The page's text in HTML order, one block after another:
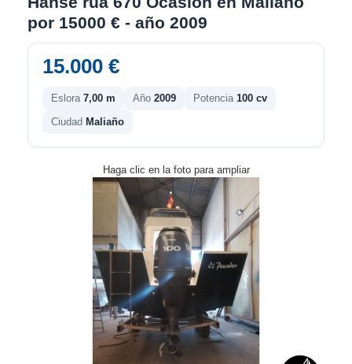
por 15000 € - año 2009
15.000 €
Eslora 7,00 m Año 2009 Potencia 100 cv
Ciudad Maliaño
Haga clic en la foto para ampliar